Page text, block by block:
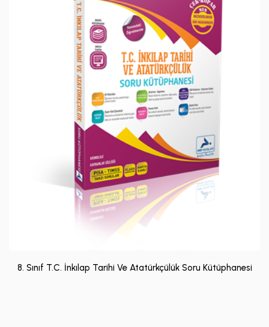
8. Sınıf T.C. İnkılap Tarihi Ve Atatürkçülük Soru Kütüphanesi